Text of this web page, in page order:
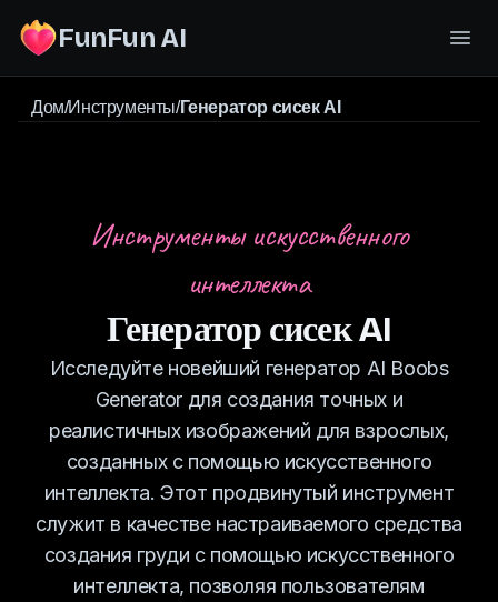
FunFun AI
Дом/Инструменты/Генератор сисек AI
Инструменты искусственного
интеллекта
Генератор сисек AI
Исследуйте новейший генератор AI Boobs
Generator для создания точных и
реалистичных изображений для взрослых,
созданных с помощью искусственного
интеллекта. Этот продвинутый инструмент
служит в качестве настраиваемого средства
создания груди с помощью искусственного
интеллекта, позволяя пользователям